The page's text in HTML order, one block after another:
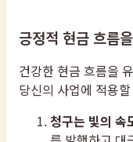
긍정적 현금 흐름
건강한 현금 흐름을
당신의 사업에 적용
청구는 빛의 속